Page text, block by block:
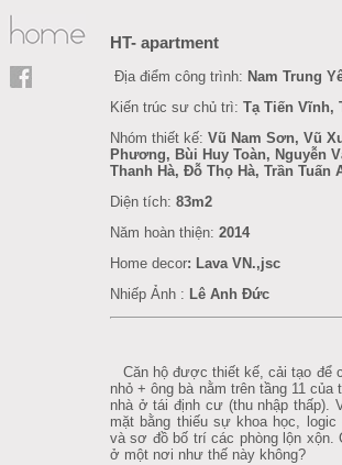
HT- apartment
Địa điểm công trình: Nam Trung
Kiến trúc sư chủ trì: Tạ Tiến Vĩnh,
Nhóm thiết kế: Vũ Nam Sơn, Vũ
Phương, Bùi Huy Toàn, Nguyễn
Thanh Hà, Đỗ Thọ Hà, Trần Tuấn
Diện tích: 83m2
Năm hoàn thiện: 2014
Home decor: Lava VN.,jsc
Nhiếp Ảnh : Lê Anh Đức
Căn hộ được thiết kế, cải tạo để
nhỏ + ông bà nằm trên tầng 11
nhà ở tái định cư (thu nhập thấp).
mặt bằng thiếu sự khoa học,
và sơ đồ bố trí các phòng lộn xộn.
ở một nơi như thế này không?